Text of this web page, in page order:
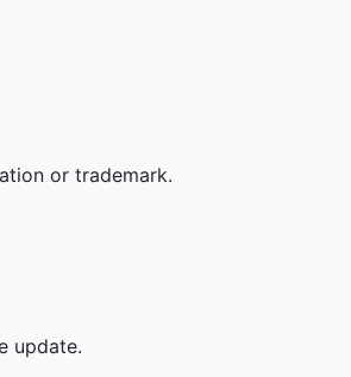
or trademark.
update.